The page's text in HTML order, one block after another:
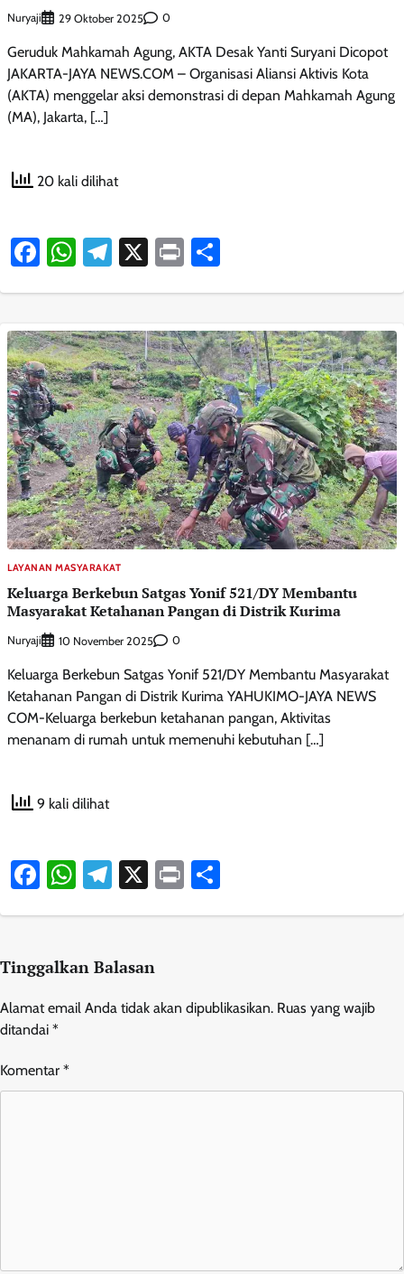
Nuryaji 29 Oktober 2025 0
Geruduk Mahkamah Agung, AKTA Desak Yanti Suryani Dicopot
JAKARTA-JAYA NEWS.COM – Organisasi Aliansi Aktivis Kota
(AKTA) menggelar aksi demonstrasi di depan Mahkamah Agung
(MA), Jakarta, […]
20 kali dilihat
Facebook
WhatsApp
Telegram
X Print
LAYANAN MASYARAKAT
Keluarga Berkebun Satgas Yonif 521/DY Membantu
Masyarakat Ketahanan Pangan di Distrik Kurima
Nuryaji 10 November 2025 0
Keluarga Berkebun Satgas Yonif 521/DY Membantu Masyarakat
Ketahanan Pangan di Distrik Kurima YAHUKIMO-JAYA NEWS
COM-Keluarga berkebun ketahanan pangan, Aktivitas
menanam di rumah untuk memenuhi kebutuhan […]
9 kali dilihat
Facebook
WhatsApp
Telegram
X Print
Tinggalkan Balasan
Alamat email Anda tidak akan dipublikasikan. Ruas yang wajib
ditandai *
Komentar *